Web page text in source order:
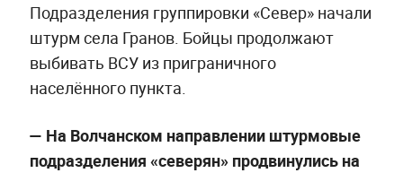
Подразделения группировки «Север» начали
штурм села Гранов. Бойцы продолжают
выбивать ВСУ из приграничного
населённого пункта.
— На Волчанском направлении штурмовые
подразделения «северян» продвинулись на